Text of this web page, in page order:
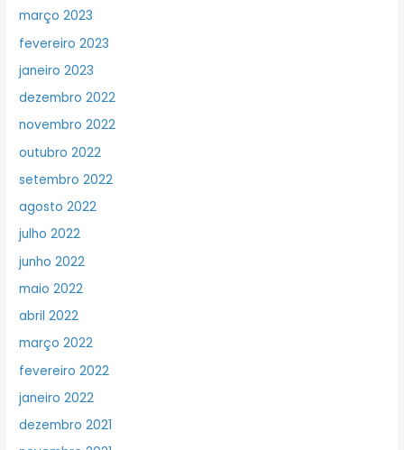
março 2023
fevereiro 2023
janeiro 2023
dezembro 2022
novembro 2022
outubro 2022
setembro 2022
agosto 2022
julho 2022
junho 2022
maio 2022
abril 2022
março 2022
fevereiro 2022
janeiro 2022
dezembro 2021